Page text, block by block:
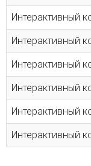
Интерактивный
Интерактивный
Интерактивный
Интерактивный
Интерактивный
Интерактивный